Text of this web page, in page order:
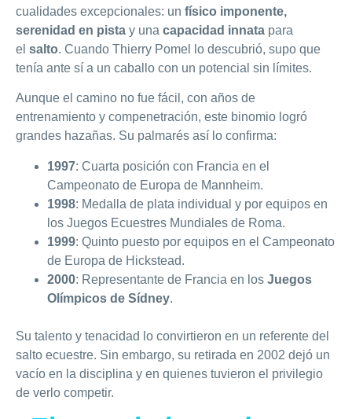
cualidades excepcionales: un físico imponente,
serenidad en pista y una capacidad innata para
el salto. Cuando Thierry Pomel lo descubrió, supo que
tenía ante sí a un caballo con un potencial sin límites.
Aunque el camino no fue fácil, con años de
entrenamiento y compenetración, este binomio logró
grandes hazañas. Su palmarés así lo confirma:
1997: Cuarta posición con Francia en el
Campeonato de Europa de Mannheim.
1998: Medalla de plata individual y por equipos en
los Juegos Ecuestres Mundiales de Roma.
1999: Quinto puesto por equipos en el Campeonato
de Europa de Hickstead.
2000: Representante de Francia en los Juegos
Olímpicos de Sídney.
Su talento y tenacidad lo convirtieron en un referente del
salto ecuestre. Sin embargo, su retirada en 2002 dejó un
vacío en la disciplina y en quienes tuvieron el privilegio
de verlo competir.